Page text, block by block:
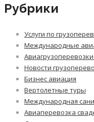
Рубрики
Услуги по
Международные
Новости
Бизнес авиация
Вертолетные туры
Международная
Авиаперевозка